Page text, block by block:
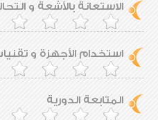
الاستعانة بالأشعة و
استخدام الأجهزة و
المتابعة الدورية